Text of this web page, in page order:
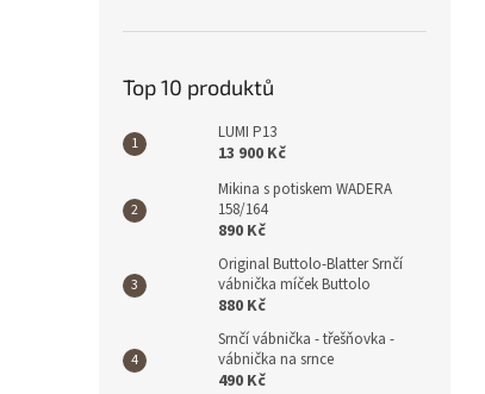
Top 10 produktů
LUMI P13
13 900 Kč
Mikina s potiskem WADERA
158/164
890 Kč
Original Buttolo-Blatter Srnčí
vábnička míček Buttolo
880 Kč
Srnčí vábnička - třešňovka -
vábnička na srnce
490 Kč